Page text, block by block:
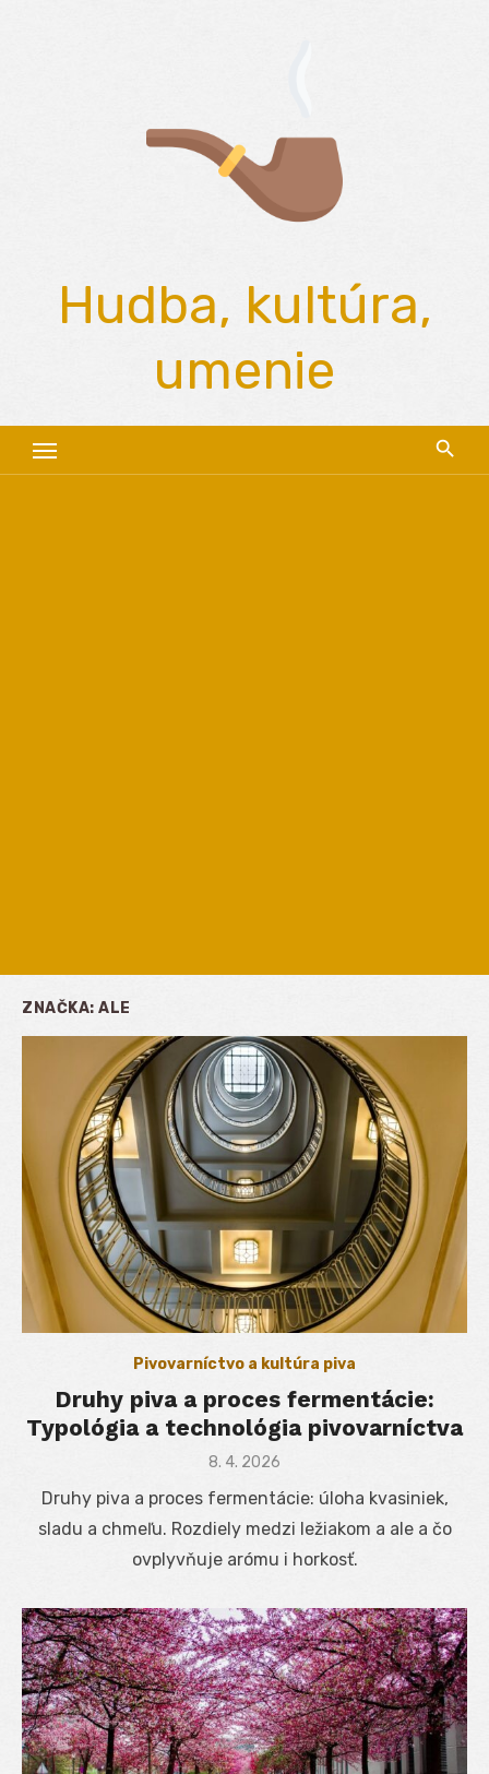
Hudba, kultúra,
umenie
ZNAČKA: ALE
Pivovarníctvo a kultúra piva
Druhy piva a proces fermentácie:
Typológia a technológia pivovarníctva
Posted
8. 4. 2026
Druhy piva a proces fermentácie: úloha kvasiniek,
sladu a chmeľu. Rozdiely medzi ležiakom a ale a čo
ovplyvňuje arómu i horkosť.